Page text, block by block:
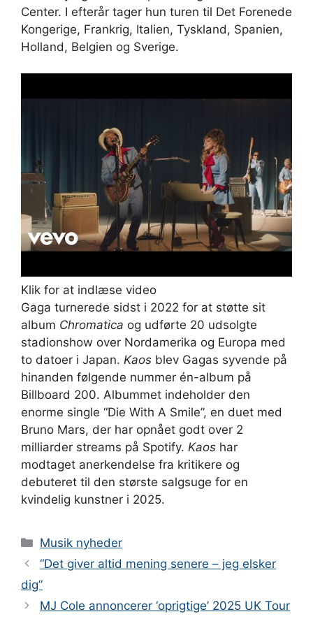
Center. I efterår tager hun turen til Det Forenede
Kongerige, Frankrig, Italien, Tyskland, Spanien,
Holland, Belgien og Sverige.
Klik for at indlæse video
Gaga turnerede sidst i 2022 for at støtte sit
album Chromatica og udførte 20 udsolgte
stadionshow over Nordamerika og Europa med
to datoer i Japan. Kaos blev Gagas syvende på
hinanden følgende nummer én-album på
Billboard 200. Albummet indeholder den
enorme single “Die With A Smile”, en duet med
Bruno Mars, der har opnået godt over 2
milliarder streams på Spotify. Kaos har
modtaget anerkendelse fra kritikere og
debuteret til den største salgsuge for en
kvindelig kunstner i 2025.
Kategorier
Musik nyheder
“Det giver altid mening senere – jeg elsker
dig”
MJ Cole annoncerer ‘oprigtige’ 2025 UK Tour